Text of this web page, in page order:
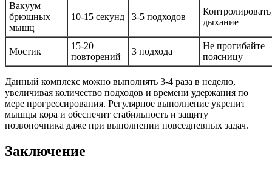
Вакуум
брюшных
мышц
10-15 секунд 3-5 подходов
Контролировать
дыхание
Мостик
15-20
повторений
3 подхода
Не прогибайте
поясницу
Данный комплекс можно выполнять 3-4 раза в неделю,
увеличивая количество подходов и времени удержания по
мере прогрессирования. Регулярное выполнение укрепит
мышцы кора и обеспечит стабильность и защиту
позвоночника даже при выполнении повседневных задач.
Заключение